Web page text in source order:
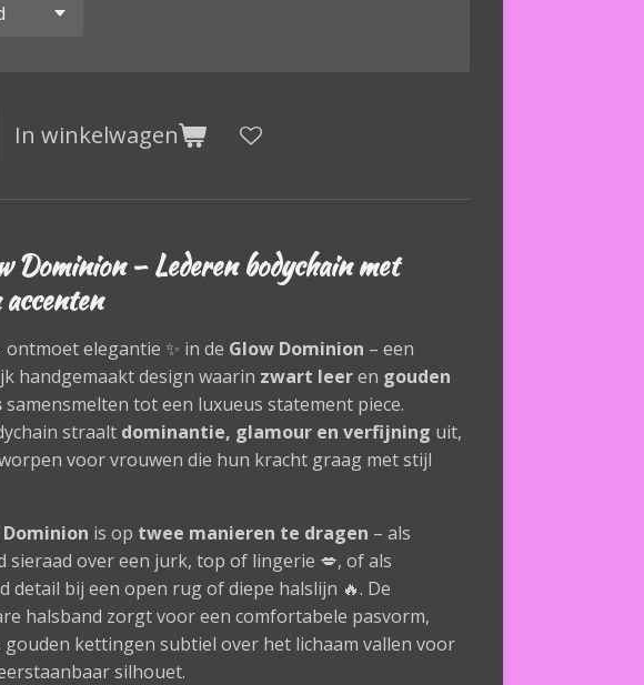
In winkelwagen
Dominion – Lederen bodychain met
accenten
ontmoet elegantie ✨ in de Glow Dominion – een
handgemaakt design waarin zwart leeren gouden
samensmelten tot een luxueus statement piece.
straalt dominantie, glamour en verfijning uit,
voor vrouwen die hun kracht graag met stijl
is op twee manieren te dragen – als
sieraad over een jurk, top of lingerie 💋, of als
detail bij een open rug of diepe halslijn 🔥. De
halsband zorgt voor een comfortabele pasvorm,
gouden kettingen subtiel over het lichaam vallen voor
silhouet.